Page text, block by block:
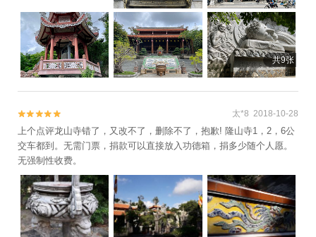
共9张

 太*8 2018-10-28
上个点评龙山寺错了，又改不了，删除不了，抱歉! 隆山寺1，2，6公
交车都到。无需门票，捐款可以直接放入功德箱，捐多少随个人愿。
无强制性收费。